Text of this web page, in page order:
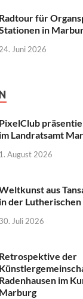
Radtour für
in
24. Juni 2026
PixelClub
im Landratsamt
1. August 2026
aus
in der
30. Juli 2026
Retrospektive der
Radenhausen im
Marburg